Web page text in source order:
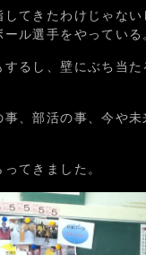
してきたわけじゃな
ル選手をやってい
するし、壁にぶち当
事、部活の事、今や
てきました。